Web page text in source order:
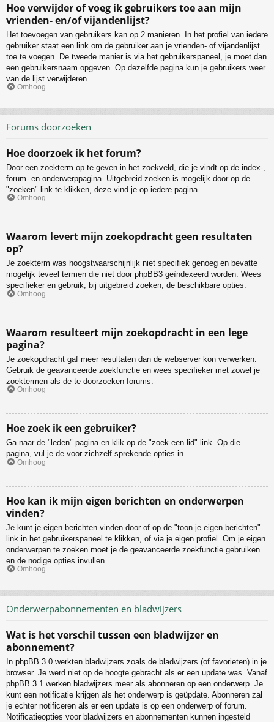
Hoe verwijder of voeg ik gebruikers toe aan mijn
vrienden- en/of vijandenlijst?
Het toevoegen van gebruikers kan op 2 manieren. In het profiel van iedere
gebruiker staat een link om de gebruiker aan je vrienden- of vijandenlijst
toe te voegen. De tweede manier is via het gebruikerspaneel, je moet dan
een gebruikersnaam opgeven. Op dezelfde pagina kun je gebruikers weer
van de lijst verwijderen.
Omhoog
Forums doorzoeken
Hoe doorzoek ik het forum?
Door een zoekterm op te geven in het zoekveld, die je vindt op de index-,
forum- en onderwerppagina. Uitgebreid zoeken is mogelijk door op de
"zoeken" link te klikken, deze vind je op iedere pagina.
Omhoog
Waarom levert mijn zoekopdracht geen resultaten
op?
Je zoekterm was hoogstwaarschijnlijk niet specifiek genoeg en bevatte
mogelijk teveel termen die niet door phpBB3 geïndexeerd worden. Wees
specifieker en gebruik, bij uitgebreid zoeken, de beschikbare opties.
Omhoog
Waarom resulteert mijn zoekopdracht in een lege
pagina?
Je zoekopdracht gaf meer resultaten dan de webserver kon verwerken.
Gebruik de geavanceerde zoekfunctie en wees specifieker met zowel je
zoektermen als de te doorzoeken forums.
Omhoog
Hoe zoek ik een gebruiker?
Ga naar de "leden" pagina en klik op de "zoek een lid" link. Op die
pagina, vul je de voor zichzelf sprekende opties in.
Omhoog
Hoe kan ik mijn eigen berichten en onderwerpen
vinden?
Je kunt je eigen berichten vinden door of op de "toon je eigen berichten"
link in het gebruikerspaneel te klikken, of via je eigen profiel. Om je eigen
onderwerpen te zoeken moet je de geavanceerde zoekfunctie gebruiken
en de nodige opties invullen.
Omhoog
Onderwerpabonnementen en bladwijzers
Wat is het verschil tussen een bladwijzer en
abonnement?
In phpBB 3.0 werkten bladwijzers zoals de bladwijzers (of favorieten) in je
browser. Je werd niet op de hoogte gebracht als er een update was. Vanaf
phpBB 3.1 werken bladwijzers meer als abonneren op een onderwerp. Je
kunt een notificatie krijgen als het onderwerp is geüpdate. Abonneren zal
je echter notificeren als er een update is op een onderwerp of forum.
Notificatieopties voor bladwijzers en abonnementen kunnen ingesteld